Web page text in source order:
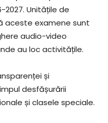
Unitățile de
aceste examene sunt
audio-video
au loc activitățile.
și
desfășurării
și clasele speciale.